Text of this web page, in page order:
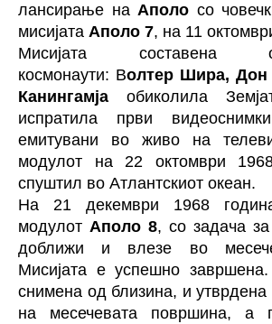
лансирање на Аполо со
мисијата Аполо 7, на 11
Мисијата составена
космонаути: Волтер Шира, Дон
Канингамја обиколила
испратила први
емитувани во живо на
модулот на 22 октомври
спуштил во Атлантскиот океан.
На 21 декември 1968
модулот Аполо 8, со задача
доближи и влезе во
Мисијата е успешно
снимена од близина, и утврдена
на месечевата површина, а